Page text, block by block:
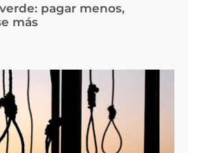
pagar menos,
más